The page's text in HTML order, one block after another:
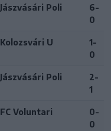
Jászvásári Poli
6-
0
Kolozsvári U
1-
0
Jászvásári Poli
2-
1
FC Voluntari
0-
0